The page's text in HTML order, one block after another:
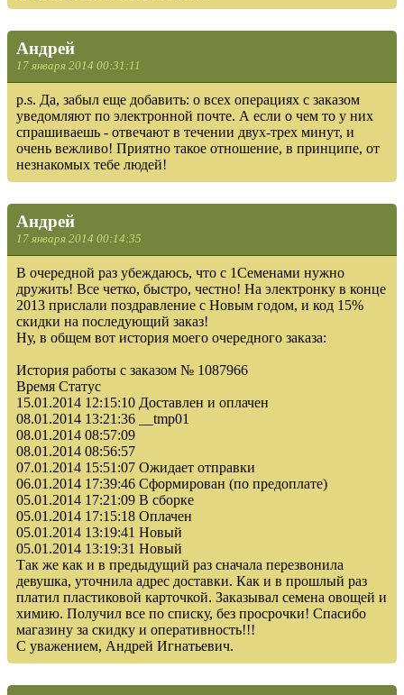
Андрей
17 января 2014 00:31:11
p.s. Да, забыл еще добавить: о всех операциях с заказом
уведомляют по электронной почте. А если о чем то у них
спрашиваешь - отвечают в течении двух-трех минут, и
очень вежливо! Приятно такое отношение, в принципе, от
незнакомых тебе людей!
Андрей
17 января 2014 00:14:35
В очередной раз убеждаюсь, что с 1Семенами нужно
дружить! Все четко, быстро, честно! На электронку в конце
2013 прислали поздравление с Новым годом, и код 15%
скидки на последующий заказ!
Ну, в общем вот история моего очередного заказа:
История работы с заказом № 1087966
Время Статус
15.01.2014 12:15:10 Доставлен и оплачен
08.01.2014 13:21:36 __tmp01
08.01.2014 08:57:09
08.01.2014 08:56:57
07.01.2014 15:51:07 Ожидает отправки
06.01.2014 17:39:46 Сформирован (по предоплате)
05.01.2014 17:21:09 В сборке
05.01.2014 17:15:18 Оплачен
05.01.2014 13:19:41 Новый
05.01.2014 13:19:31 Новый
Так же как и в предыдущий раз сначала перезвонила
девушка, уточнила адрес доставки. Как и в прошлый раз
платил пластиковой карточкой. Заказывал семена овощей и
химию. Получил все по списку, без просрочки! Спасибо
магазину за скидку и оперативность!!!
С уважением, Андрей Игнатьевич.